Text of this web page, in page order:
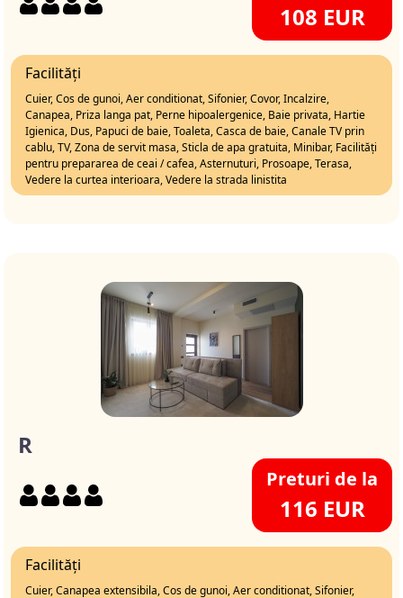
108 EUR
Facilități
Cuier, Cos de gunoi, Aer conditionat, Sifonier, Covor, Incalzire,
Canapea, Priza langa pat, Perne hipoalergenice, Baie privata, Hartie
Igienica, Dus, Papuci de baie, Toaleta, Casca de baie, Canale TV prin
cablu, TV, Zona de servit masa, Sticla de apa gratuita, Minibar, Facilități
pentru prepararea de ceai / cafea, Asternuturi, Prosoape, Terasa,
Vedere la curtea interioara, Vedere la strada linistita
R
Preturi de la
116 EUR
Facilități
Cuier, Canapea extensibila, Cos de gunoi, Aer conditionat, Sifonier,